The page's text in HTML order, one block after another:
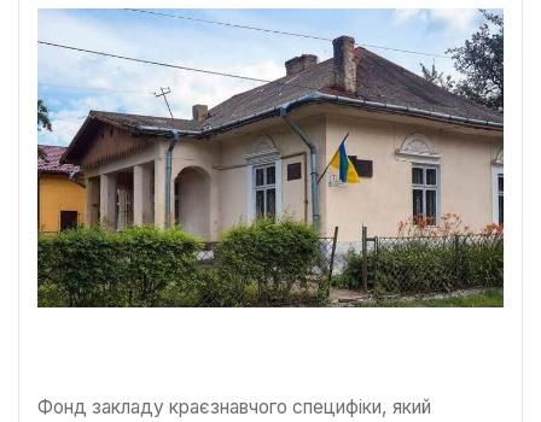
Фонд закладу краєзнавчого специфіки, який